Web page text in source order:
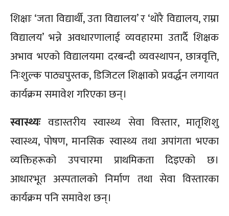
शिक्षाः ‘जता विद्यार्थी, उता विद्यालय’ र ‘थोरै विद्यालय, राम्रा
विद्यालय’ भन्ने अवधारणालाई व्यवहारमा उतार्दै शिक्षक
अभाव भएको विद्यालयमा दरबन्दी व्यवस्थापन, छात्रवृत्ति,
निःशुल्क पाठ्यपुस्तक, डिजिटल शिक्षाको प्रवर्द्धन लगायत
कार्यक्रम समावेश गरिएका छन्।
स्वास्थ्यः वडास्तरीय स्वास्थ्य सेवा विस्तार, मातृशिशु
स्वास्थ्य, पोषण, मानसिक स्वास्थ्य तथा अपांगता भएका
व्यक्तिहरूको उपचारमा प्राथमिकता दिइएको छ।
आधारभूत अस्पतालको निर्माण तथा सेवा विस्तारका
कार्यक्रम पनि समावेश छन्।